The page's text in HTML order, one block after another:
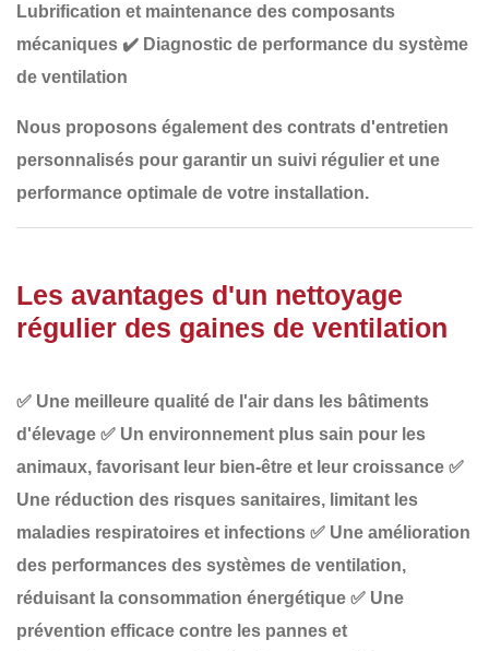
Lubrification et maintenance des composants
mécaniques ✔️ Diagnostic de performance du système
de ventilation
Nous proposons également des contrats d'entretien
personnalisés pour garantir un suivi régulier et une
performance optimale de votre installation.
Les avantages d'un nettoyage
régulier des gaines de ventilation
✅ Une meilleure qualité de l'air dans les bâtiments
d'élevage ✅ Un environnement plus sain pour les
animaux, favorisant leur bien-être et leur croissance ✅
Une réduction des risques sanitaires, limitant les
maladies respiratoires et infections ✅ Une amélioration
des performances des systèmes de ventilation,
réduisant la consommation énergétique ✅ Une
prévention efficace contre les pannes et